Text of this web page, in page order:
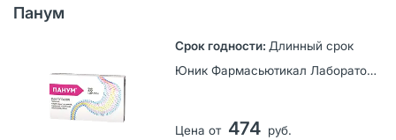
Панум
Длинный срок
Юник Фармасьютикал Лабораториз, Индия
Цена от 474 руб.